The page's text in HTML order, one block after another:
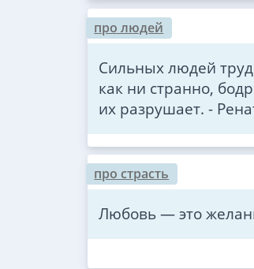
про людей
Сильных людей
как ни странно,
их разрушает. -
про страсть
Любовь — это